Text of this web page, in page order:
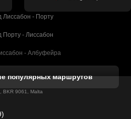
Лиссабон - Порту
Порту - Лиссабон
- Албуфейра
Лиссабон - Лагос
популярных маршрутов
BKR 9061, Malta